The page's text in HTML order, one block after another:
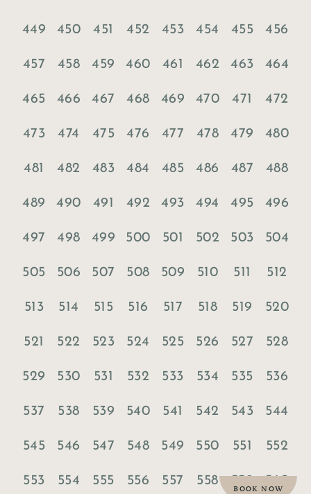
BOOK NOW
449 450 451 452 453 454 455 456
457 458 459 460 461 462 463 464
465 466 467 468 469 470 471 472
473 474 475 476 477 478 479 480
481 482 483 484 485 486 487 488
489 490 491 492 493 494 495 496
497 498 499 500 501 502 503 504
505 506 507 508 509 510 511 512
513 514 515 516 517 518 519 520
521 522 523 524 525 526 527 528
529 530 531 532 533 534 535 536
537 538 539 540 541 542 543 544
545 546 547 548 549 550 551 552
553 554 555 556 557 558